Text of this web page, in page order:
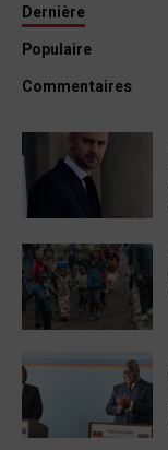
Dernière
Populaire
Commentaires